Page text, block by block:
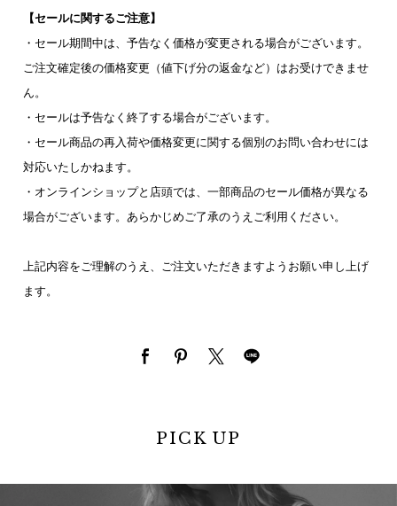
【セールに関するご注意】
・セール期間中は、予告なく価格が変更される場合がございます。
ご注文確定後の価格変更（値下げ分の返金など）はお受けできませ
ん。
・セールは予告なく終了する場合がございます。
・セール商品の再入荷や価格変更に関する個別のお問い合わせには
対応いたしかねます。
・オンラインショップと店頭では、一部商品のセール価格が異なる
場合がございます。あらかじめご了承のうえご利用ください。
上記内容をご理解のうえ、ご注文いただきますようお願い申し上げ
ます。
PICK UP